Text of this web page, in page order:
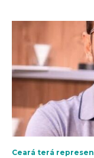
Ceará terá